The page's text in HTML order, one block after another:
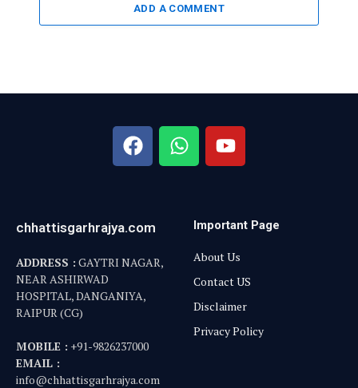
ADD A COMMENT
chhattisgarhrajya.com
ADDRESS : GAYTRI NAGAR,
NEAR ASHIRWAD
HOSPITAL, DANGANIYA,
RAIPUR (CG)
MOBILE : +91-9826237000
EMAIL :
info@chhattisgarhrajya.com
Important Page
About Us
Contact US
Disclaimer
Privacy Policy